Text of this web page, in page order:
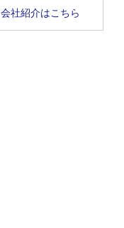
会社紹介はこちら